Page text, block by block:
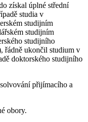
získal úplné střední
studia v
studijním
studijním
studijního
řádně ukončil studium v
doktorského studijního
přijímacího a
obory.